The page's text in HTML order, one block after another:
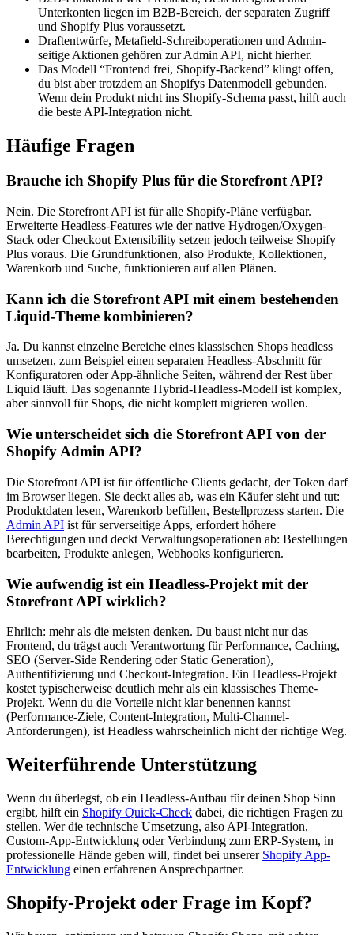
Unterkonten liegen im B2B-Bereich, der separaten Zugriff
und Shopify Plus voraussetzt.
Draftentwürfe, Metafield-Schreiboperationen und Admin-
seitige Aktionen gehören zur Admin API, nicht hierher.
Das Modell “Frontend frei, Shopify-Backend” klingt offen,
du bist aber trotzdem an Shopifys Datenmodell gebunden.
Wenn dein Produkt nicht ins Shopify-Schema passt, hilft auch
die beste API-Integration nicht.
Häufige Fragen
Brauche ich Shopify Plus für die Storefront API?
Nein. Die Storefront API ist für alle Shopify-Pläne verfügbar.
Erweiterte Headless-Features wie der native Hydrogen/Oxygen-
Stack oder Checkout Extensibility setzen jedoch teilweise Shopify
Plus voraus. Die Grundfunktionen, also Produkte, Kollektionen,
Warenkorb und Suche, funktionieren auf allen Plänen.
Kann ich die Storefront API mit einem bestehenden
Liquid-Theme kombinieren?
Ja. Du kannst einzelne Bereiche eines klassischen Shops headless
umsetzen, zum Beispiel einen separaten Headless-Abschnitt für
Konfiguratoren oder App-ähnliche Seiten, während der Rest über
Liquid läuft. Das sogenannte Hybrid-Headless-Modell ist komplex,
aber sinnvoll für Shops, die nicht komplett migrieren wollen.
Wie unterscheidet sich die Storefront API von der
Shopify Admin API?
Die Storefront API ist für öffentliche Clients gedacht, der Token darf
im Browser liegen. Sie deckt alles ab, was ein Käufer sieht und tut:
Produktdaten lesen, Warenkorb befüllen, Bestellprozess starten. Die
Admin API ist für serverseitige Apps, erfordert höhere
Berechtigungen und deckt Verwaltungsoperationen ab: Bestellungen
bearbeiten, Produkte anlegen, Webhooks konfigurieren.
Wie aufwendig ist ein Headless-Projekt mit der
Storefront API wirklich?
Ehrlich: mehr als die meisten denken. Du baust nicht nur das
Frontend, du trägst auch Verantwortung für Performance, Caching,
SEO (Server-Side Rendering oder Static Generation),
Authentifizierung und Checkout-Integration. Ein Headless-Projekt
kostet typischerweise deutlich mehr als ein klassisches Theme-
Projekt. Wenn du die Vorteile nicht klar benennen kannst
(Performance-Ziele, Content-Integration, Multi-Channel-
Anforderungen), ist Headless wahrscheinlich nicht der richtige Weg.
Weiterführende Unterstützung
Wenn du überlegst, ob ein Headless-Aufbau für deinen Shop Sinn
ergibt, hilft ein Shopify Quick-Check dabei, die richtigen Fragen zu
stellen. Wer die technische Umsetzung, also API-Integration,
Custom-App-Entwicklung oder Verbindung zum ERP-System, in
professionelle Hände geben will, findet bei unserer Shopify App-
Entwicklung einen erfahrenen Ansprechpartner.
Shopify-Projekt oder Frage im Kopf?